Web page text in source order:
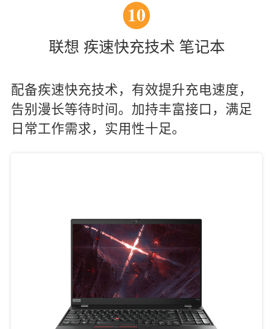
10
联想 疾速快充技术 笔记本
配备疾速快充技术，有效提升充电速度，
告别漫长等待时间。加持丰富接口，满足
日常工作需求，实用性十足。